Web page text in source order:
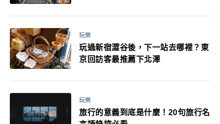
玩樂
玩過新宿澀谷後，下一站去哪裡？東
京回訪客最推薦下北澤
玩樂
旅行的意義到底是什麼！20句旅行名